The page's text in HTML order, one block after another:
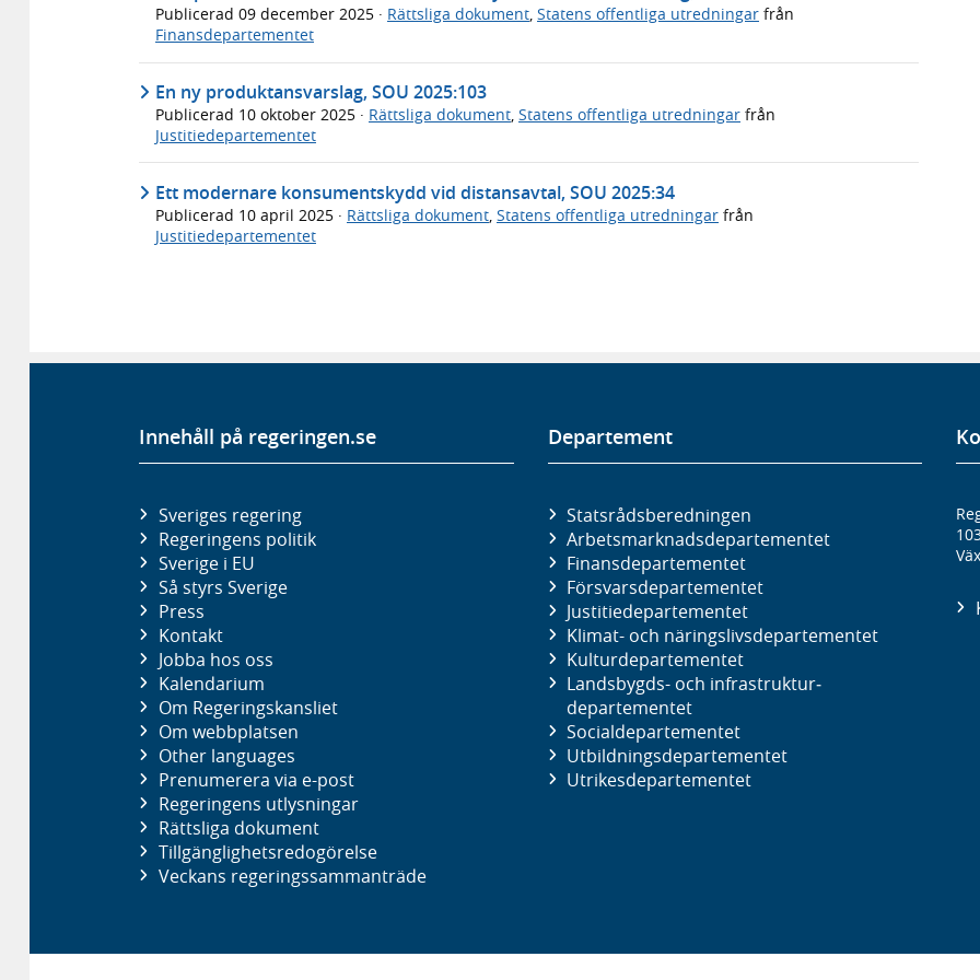
Publicerad 09 december 2025 · Rättsliga dokument, Statens offentliga utredningar från
Finansdepartementet
En ny produktansvarslag, SOU 2025:103
Publicerad 10 oktober 2025 · Rättsliga dokument, Statens offentliga utredningar från
Justitiedepartementet
Ett modernare konsumentskydd vid distansavtal, SOU 2025:34
Publicerad 10 april 2025 · Rättsliga dokument Statens offentliga utredningar från
Justitiedepartementet
Innehåll på regeringen.se
Sveriges regering
Regeringens politik
Sverige i EU
Så styrs Sverige
Press
Kontakt
Jobba hos oss
Kalendarium
Om Regeringskansliet
Om webbplatsen
Other languages
Prenumerera via e-post
Regeringens utlysningar
Rättsliga dokument
Tillgänglighetsredogörelse
Veckans regeringssammanträde
Departement
Statsrådsberedningen
Arbetsmarknads­departementet
Finans­departementet
Försvars­departementet
Justitie­departementet
Klimat- och näringslivs­departementet
Kultur­departementet
Landsbygds- och infrastruktur­
departementet
Social­departementet
Utbildnings­departementet
Utrikes­departementet